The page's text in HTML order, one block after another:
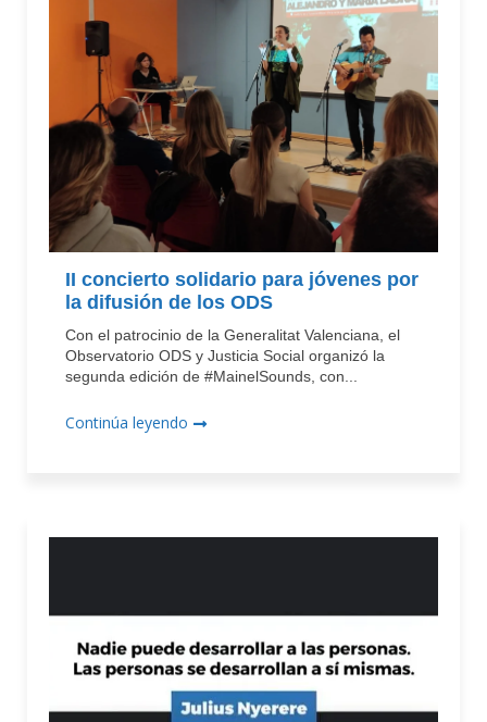
II concierto solidario para jóvenes por
la difusión de los ODS
Con el patrocinio de la Generalitat Valenciana, el
Observatorio ODS y Justicia Social organizó la
segunda edición de #MainelSounds, con...
Continúa leyendo